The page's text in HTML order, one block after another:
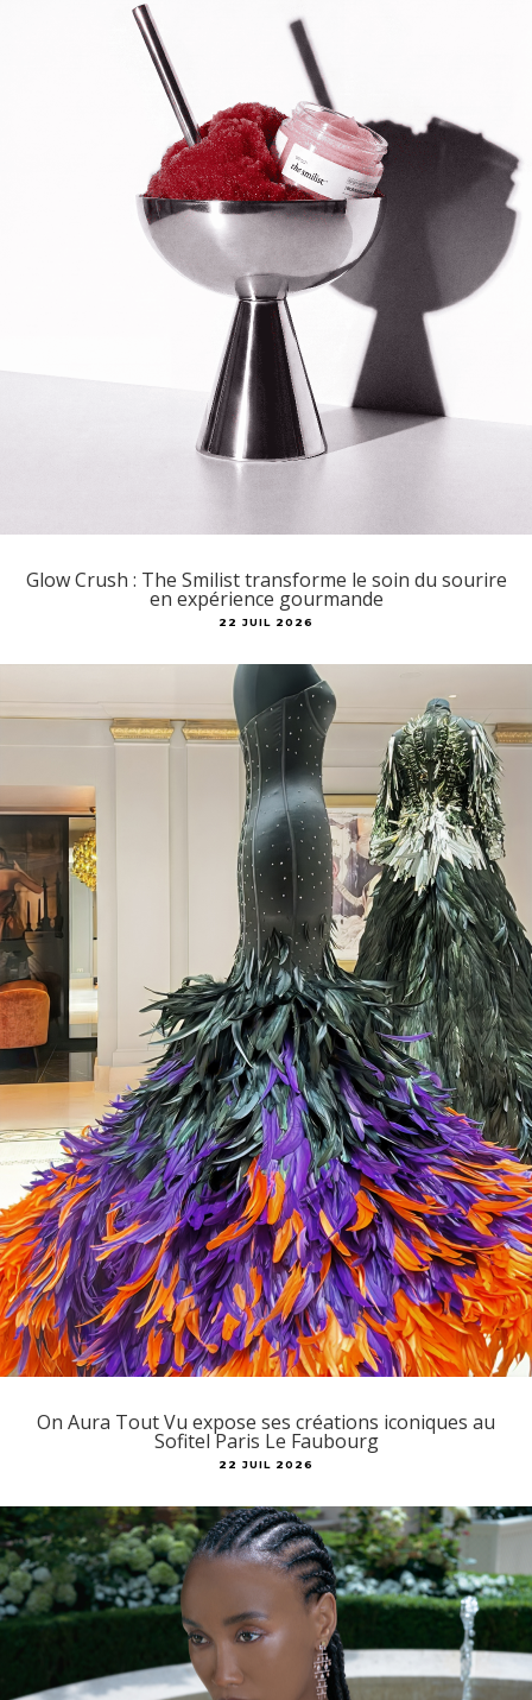
Glow Crush : The Smilist transforme le soin du sourire
en expérience gourmande
22 JUIL 2026
On Aura Tout Vu expose ses créations iconiques au
Sofitel Paris Le Faubourg
22 JUIL 2026